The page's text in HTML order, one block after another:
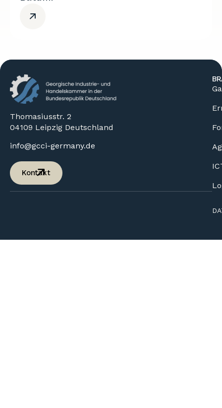
Thomasiusstr. 2
04109 Leipzig Deutschland
info@gcci-germany.de
Kontakt